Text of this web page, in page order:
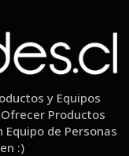
y Equipos
Productos
Equipo de Personas
:)